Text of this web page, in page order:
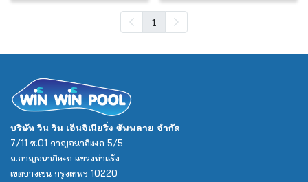
1
บริษัท วิน วิน เอ็นจิเนียริ่ง ซัพพลาย จำกัด
7/11 ซ.01 กาญจนาภิเษก 5/5
ถ.กาญจนาภิเษก แขวงท่าแร้ง
เขตบางเขน กรุงเทพฯ 10220